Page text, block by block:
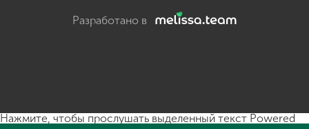
Разработано в
Нажмите, чтобы прослушать выделенный текст Powered